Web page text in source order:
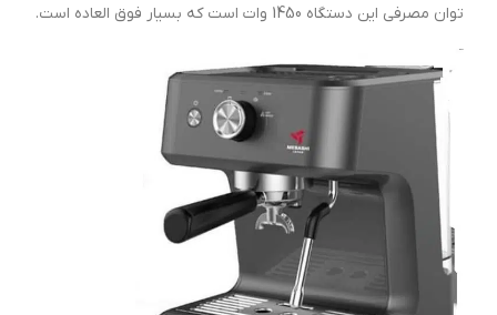
توان مصرفی این دستگاه 1450 وات است که بسیار فوق العاده است.